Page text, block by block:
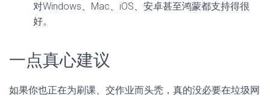
对Windows、Mac、iOS、安卓甚至鸿蒙都支持得很
好。
一点真心建议
如果你也正在为刷课、交作业而头秃，真的没必要在垃圾网